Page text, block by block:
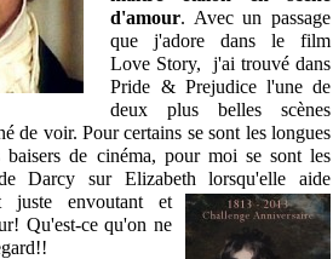
d'amour. Avec un passage
que j'adore dans le film
Love Story, j'ai trouvé dans
Pride & Prejudice l'une de
deux plus belles scènes
de voir. Pour certains se sont les longues
baisers de cinéma, pour moi se sont les
Darcy sur Elizabeth lorsqu'elle aide
juste envoutant et
Qu'est-ce qu'on ne